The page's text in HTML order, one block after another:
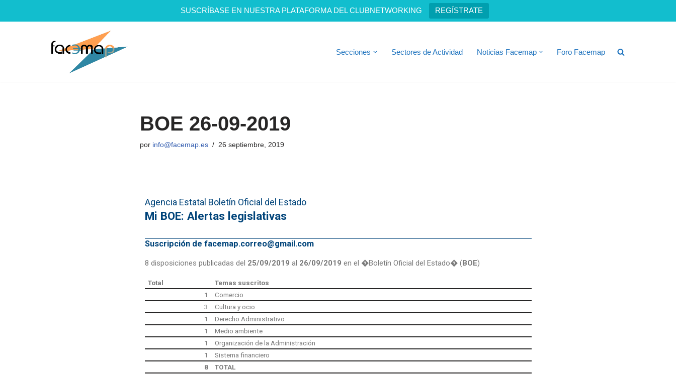
SUSCRÍBASE EN NUESTRA PLATAFORMA DEL CLUBNETWORKING REGÍSTRATE
Secciones Sectores de Actividad Noticias Facemap Foro Facemap
BOE 26-09-2019
por info@facemap.es 26 septiembre, 2019
Agencia Estatal Boletín Oficial del Estado
Mi BOE: Alertas legislativas
Suscripción de facemap.correo@gmail.com
8 disposiciones publicadas del 25/09/2019 al 26/09/2019 en el �Boletín Oficial del Estado� (BOE)
Total
Temas suscritos
1
Comercio
3
Cultura y ocio
1
Derecho Administrativo
1
Medio ambiente
1
Organización de la Administración
1
Sistema financiero
8
TOTAL